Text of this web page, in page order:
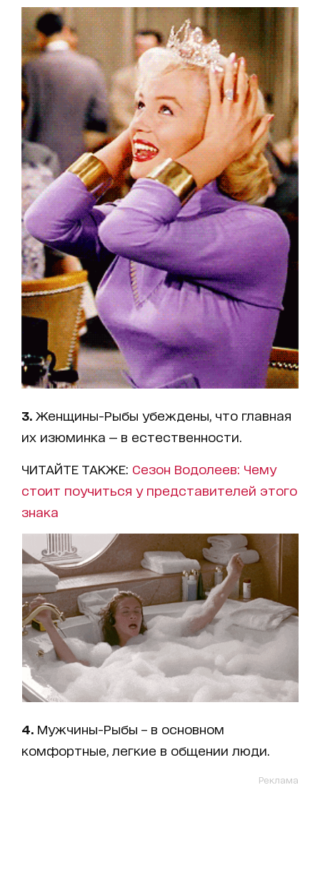
3. Женщины-Рыбы убеждены, что главная
их изюминка — в естественности.
ЧИТАЙТЕ ТАКЖЕ: Сезон Водолеев: Чему
стоит поучиться у представителей этого
знака
4. Мужчины-Рыбы – в основном
комфортные, легкие в общении люди.
Реклама